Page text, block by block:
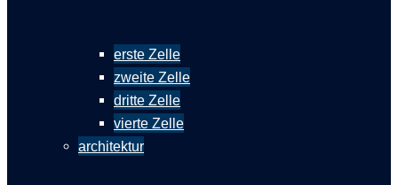
erste Zelle
zweite Zelle
dritte Zelle
vierte Zelle
architektur